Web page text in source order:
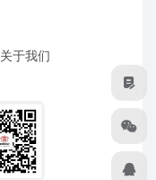
关于我们